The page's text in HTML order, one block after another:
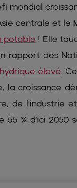
mondial
centrale et
potable ! Elle
rapport des
élevé .
la croissance
de l’industrie
% d’ici 2050